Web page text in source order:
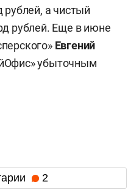
а чистый
рублей. Еще в июне
Евгений
убыточным
2